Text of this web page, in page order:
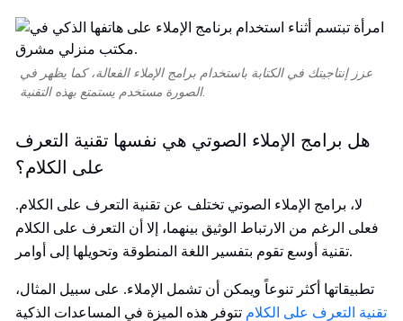
عزز إنتاجيتك في الكتابة باستخدام برامج الإملاء الفعالة، كما يظهر في
الصورة مستخدم يستمتع بهذه التقنية.
هل برامج الإملاء الصوتي هي نفسها تقنية التعرف
على الكلام؟
لا، برامج الإملاء الصوتي تختلف عن تقنية التعرف على الكلام.
فعلى الرغم من الارتباط الوثيق بينهما، إلا أن التعرف على الكلام
تقنية أوسع تقوم بتفسير اللغة المنطوقة وتحويلها إلى أوامر.
تطبيقاتها أكثر تنوعاً ويمكن أن تشمل الإملاء. على سبيل المثال،
تقنية التعرف على الكلام تتوفر هذه الميزة في المساعدات الذكية